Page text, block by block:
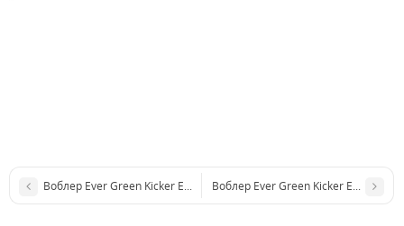
Воблер Ever Green Kicker Eater 9cm 13g #151 Suspending
Воблер Ever Green Kicker Eater 9cm